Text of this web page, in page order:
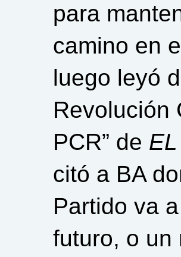
para
camino en
luego leyó
Revolución
PCR” de
citó a BA
Partido va
futuro, o un